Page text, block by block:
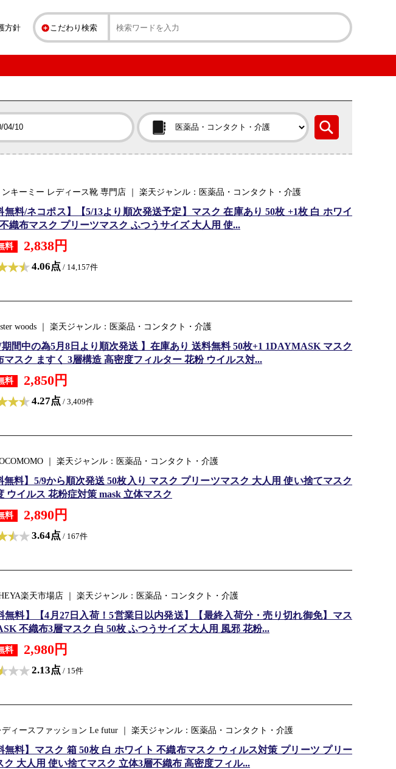
こだわり検索
方針
ンキーミー レディース靴 専門店 ｜ 楽天ジャンル：医薬品・コンタクト・介護
無料/ネコポス】【5/13より順次発送予定】マスク 在庫あり 50枚 +1枚 白 ホワイ
不織布マスク プリーツマスク ふつうサイズ 大人用 使...
料 2,838円
4.06点 / 14,157件
woods ｜ 楽天ジャンル：医薬品・コンタクト・介護
期間中の為5月8日より順次発送 】在庫あり 送料無料 50枚+1 1DAYMASK マスク
マスク ますく 3層構造 高密度フィルター 花粉 ウイルス対...
料 2,850円
4.27点 / 3,409件
｜ 楽天ジャンル：医薬品・コンタクト・介護
無料】5/9から順次発送 50枚入り マスク プリーツマスク 大人用 使い捨てマスク
ウイルス 花粉症対策 mask 立体マスク
料 2,890円
3.64点 / 167件
楽天市場店 ｜ 楽天ジャンル：医薬品・コンタクト・介護
無料】【4月27日入荷！5営業日以内発送】【最終入荷分・売り切れ御免】マス
不織布3層マスク 白 50枚 ふつうサイズ 大人用 風邪 花粉...
料 2,980円
2.13点 / 15件
ディースファッション Le futur ｜ 楽天ジャンル：医薬品・コンタクト・介護
無料】マスク 箱 50枚 白 ホワイト 不織布マスク ウィルス対策 プリーツ プリー
ク 大人用 使い捨てマスク 立体3層不織布 高密度フィル...